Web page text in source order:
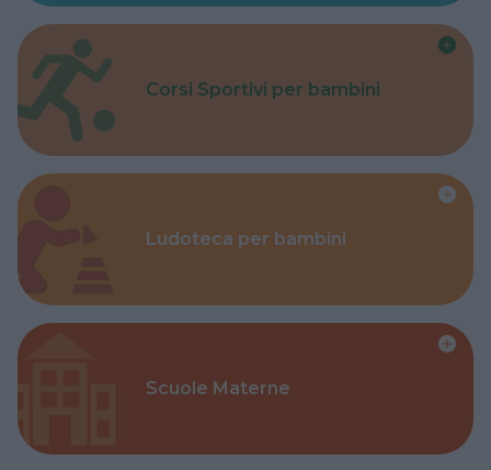
Corsi Sportivi per bambini
Ludoteca per bambini
Scuole Materne